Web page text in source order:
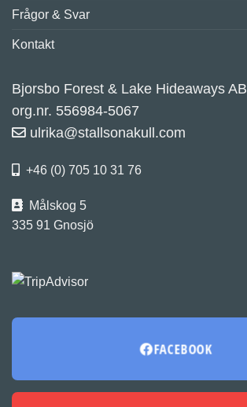
Frågor & Svar
Kontakt
Bjorsbo Forest & Lake Hideaways AB
org.nr. 556984-5067
ulrika@stallsonakull.com
+46 (0) 705 10 31 76
Målskog 5
335 91 Gnosjö
FACEBOOK